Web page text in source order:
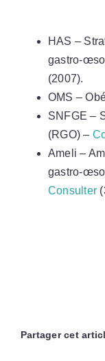
HAS –
gastro-
(2007).
OMS –
SNFGE –
(RGO) –
Ameli –
gastro-
Consulter
Partager cet